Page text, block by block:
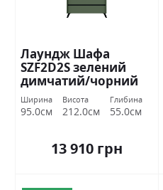
Лаундж Шафа
SZF2D2S зелений
димчатий/чорний
БРВ Україна
Ширина
95.0см
Висота
212.0см
Глибина
55.0см
13 910 грн